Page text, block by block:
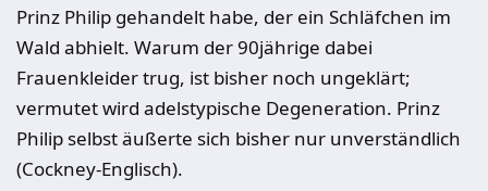
Prinz Philip gehandelt habe, der ein Schläfchen im
Wald abhielt. Warum der 90jährige dabei
Frauenkleider trug, ist bisher noch ungeklärt;
vermutet wird adelstypische Degeneration. Prinz
Philip selbst äußerte sich bisher nur unverständlich
(Cockney-Englisch).